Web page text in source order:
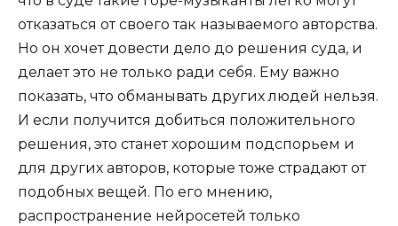
отказаться от своего так называемого авторства.
Но он хочет довести дело до решения суда, и
делает это не только ради себя. Ему важно
показать, что обманывать других людей нельзя.
И если получится добиться положительного
решения, это станет хорошим подспорьем и
для других авторов, которые тоже страдают от
подобных вещей. По его мнению,
распространение нейросетей только